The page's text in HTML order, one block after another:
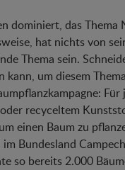
dominiert, das
hat nichts von
Thema sein.
um diesem
recyceltem
einen Baum zu
Bundesland
so bereits 2.000